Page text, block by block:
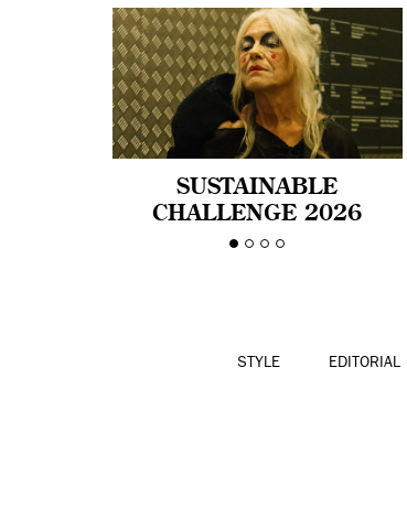
SUSTAINABLE
CHALLENGE 2026
CELEBRA LA
STYLE EDITORIAL